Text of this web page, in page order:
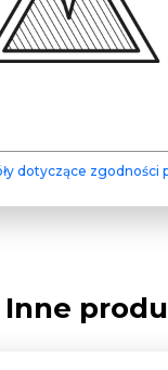
dotyczące zgodności
Inne